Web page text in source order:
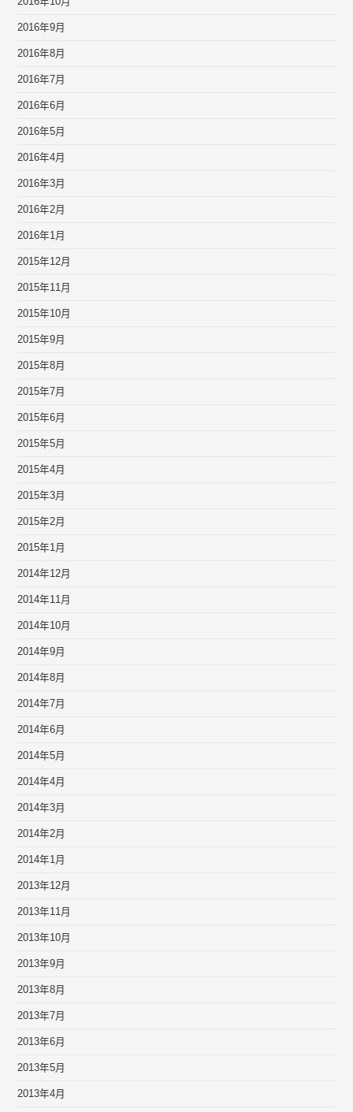
2016年9月
2016年8月
2016年7月
2016年6月
2016年5月
2016年4月
2016年3月
2016年2月
2016年1月
2015年12月
2015年11月
2015年10月
2015年9月
2015年8月
2015年7月
2015年6月
2015年5月
2015年4月
2015年3月
2015年2月
2015年1月
2014年12月
2014年11月
2014年10月
2014年9月
2014年8月
2014年7月
2014年6月
2014年5月
2014年4月
2014年3月
2014年2月
2014年1月
2013年12月
2013年11月
2013年10月
2013年9月
2013年8月
2013年7月
2013年6月
2013年5月
2013年4月